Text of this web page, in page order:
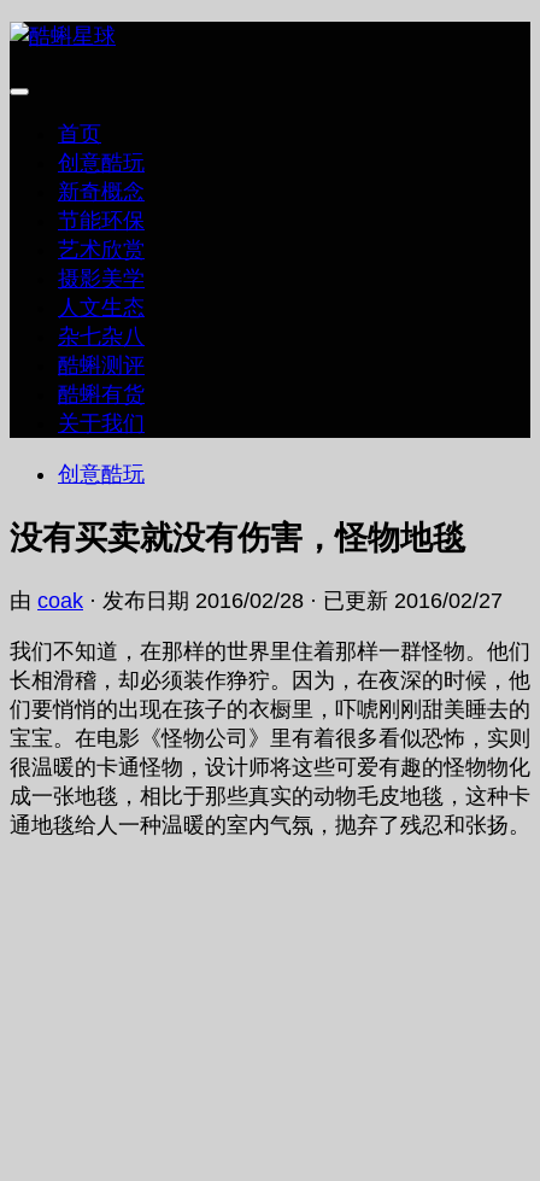
跳
内
首页
创意酷玩
新奇概念
节能环保
艺术欣赏
摄影美学
人文生态
杂七杂八
酷蝌测评
酷蝌有货
关于我们
创意酷玩
没有买卖就没有伤害，怪物地毯
由 coak · 发布日期 2016/02/28 · 已更新 2016/02/27
我们不知道，在那样的世界里住着那样一群怪物。他们
长相滑稽，却必须装作狰狞。因为，在夜深的时候，他
们要悄悄的出现在孩子的衣橱里，吓唬刚刚甜美睡去的
宝宝。在电影《怪物公司》里有着很多看似恐怖，实则
很温暖的卡通怪物，设计师将这些可爱有趣的怪物物化
成一张地毯，相比于那些真实的动物毛皮地毯，这种卡
通地毯给人一种温暖的室内气氛，抛弃了残忍和张扬。